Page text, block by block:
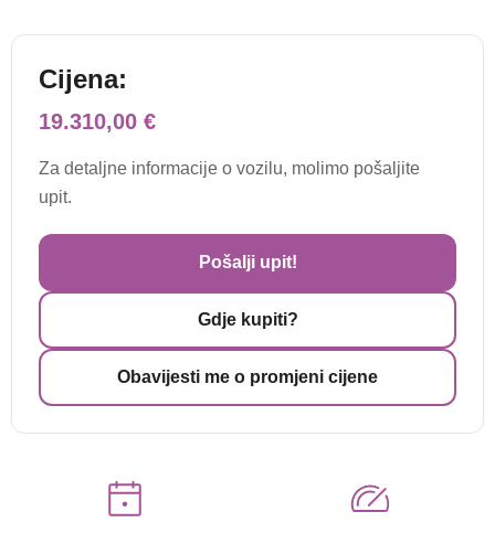
Cijena:
19.310,00 €
Za detaljne informacije o vozilu, molimo pošaljite
upit.
Pošalji upit!
Gdje kupiti?
Obavijesti me o promjeni cijene